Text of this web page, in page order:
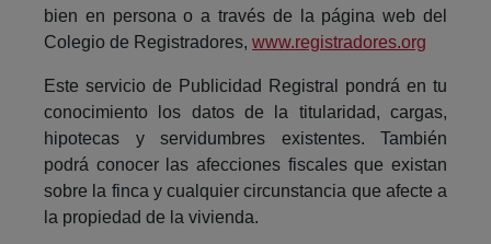
bien en persona o a través de la página web del
Colegio de Registradores, www.registradores.org
Este servicio de Publicidad Registral pondrá en tu
conocimiento los datos de la titularidad, cargas,
hipotecas y servidumbres existentes. También
podrá conocer las afecciones fiscales que existan
sobre la finca y cualquier circunstancia que afecte a
la propiedad de la vivienda.